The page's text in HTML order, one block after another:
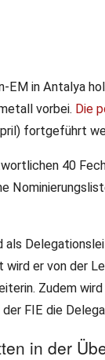
U17-
für
EM in Antalya
vorbei. Die
fortgeführt
40
wird er von der
Zudem
FIE die
in der